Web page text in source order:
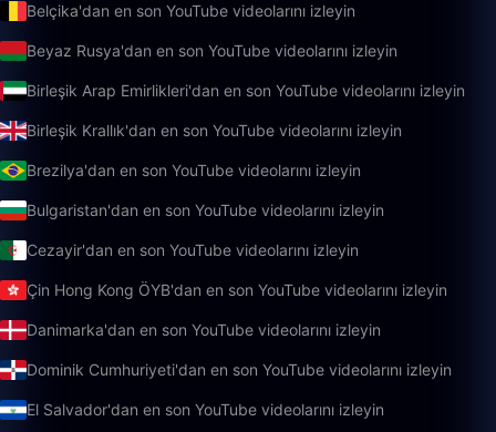
Belçika'dan en son YouTube videolarını izleyin
Beyaz Rusya'dan en son YouTube videolarını izleyin
Birleşik Arap Emirlikleri'dan en son YouTube videolarını izleyin
Birleşik Krallık'dan en son YouTube videolarını izleyin
Brezilya'dan en son YouTube videolarını izleyin
Bulgaristan'dan en son YouTube videolarını izleyin
Cezayir'dan en son YouTube videolarını izleyin
Çin Hong Kong ÖYB'dan en son YouTube videolarını izleyin
Danimarka'dan en son YouTube videolarını izleyin
Dominik Cumhuriyeti'dan en son YouTube videolarını izleyin
El Salvador'dan en son YouTube videolarını izleyin